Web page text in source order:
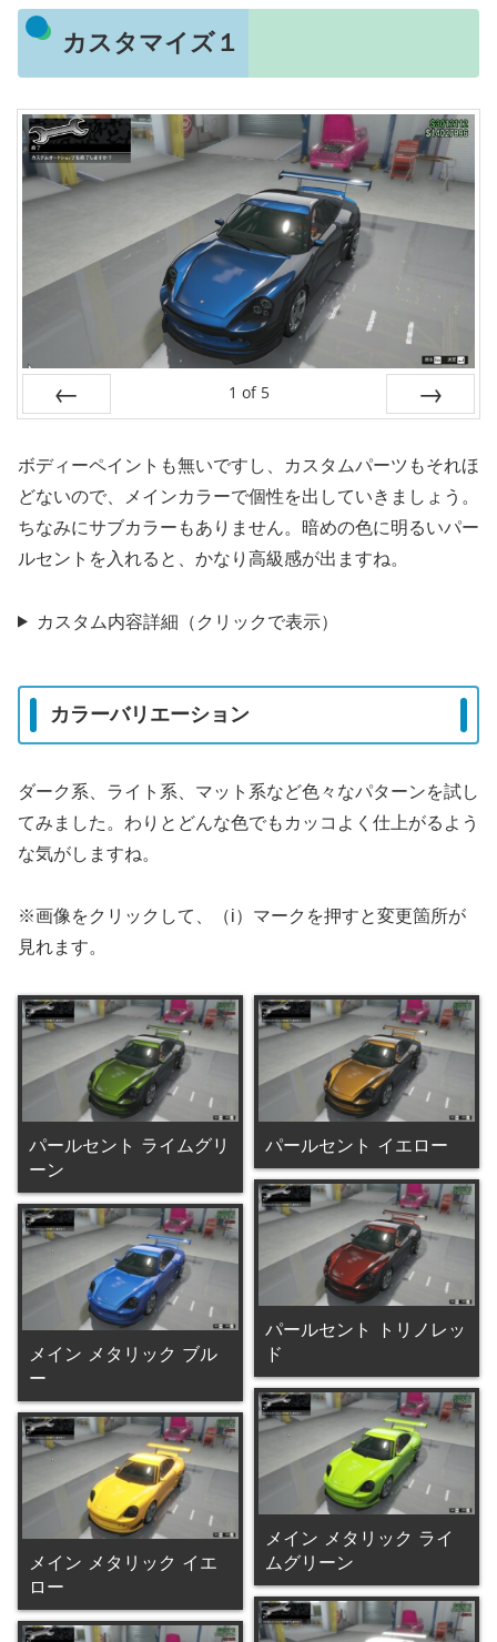
カスタマイズ１
1 of 5
ボディーペイントも無いですし、カスタムパーツもそれほ
どないので、メインカラーで個性を出していきましょう。
ちなみにサブカラーもありません。暗めの色に明るいパー
ルセントを入れると、かなり高級感が出ますね。
カスタム内容詳細（クリックで表示）
カラーバリエーション
ダーク系、ライト系、マット系など色々なパターンを試し
てみました。わりとどんな色でもカッコよく仕上がるよう
な気がしますね。
※画像をクリックして、（i）マークを押すと変更箇所が
見れます。
パールセント ライムグリ
ーン
パールセント イエロー
パールセント トリノレッ
ド
メイン メタリック ブル
ー
メイン メタリック ライ
ムグリーン
メイン メタリック イエ
ロー